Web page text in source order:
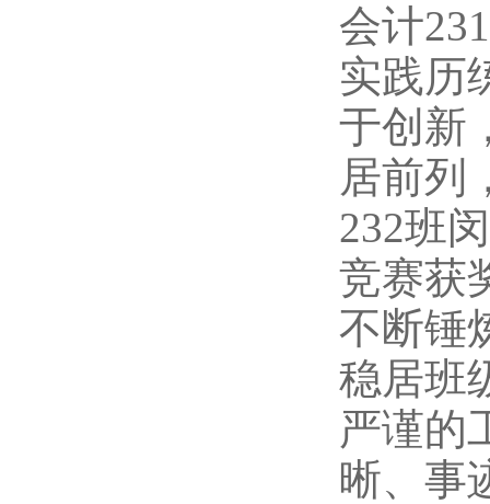
会计
实践历
于创新
居前列
232班
竞赛获
不断锤
稳居班
严谨的
晰、事